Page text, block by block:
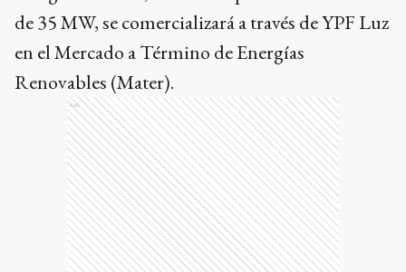
de 35 MW, se comercializará a través de YPF Luz
en el Mercado a Término de Energías
Renovables (Mater).
Ads